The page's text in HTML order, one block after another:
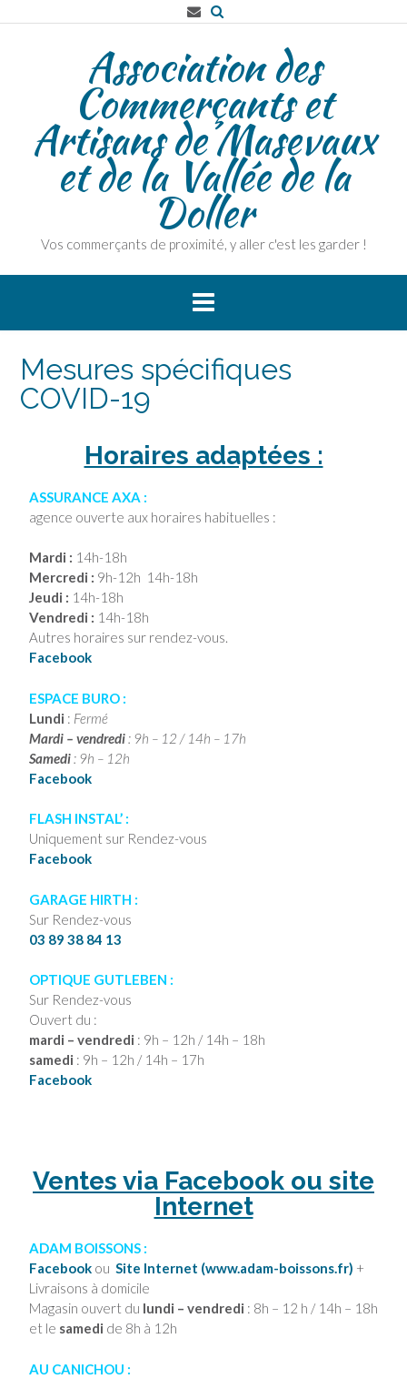
Association des
Commerçants et
Artisans de Masevaux
et de la Vallée de la
Doller
Vos commerçants de proximité, y aller c'est les garder !
Mesures spécifiques
COVID-19
Horaires adaptées :
ASSURANCE AXA :
agence ouverte aux horaires habituelles :
Mardi : 14h-18h
Mercredi : 9h-12h 14h-18h
Jeudi : 14h-18h
Vendredi : 14h-18h
Autres horaires sur rendez-vous.
Facebook
ESPACE BURO :
Lundi : Fermé
Mardi – vendredi : 9h – 12 / 14h – 17h
Samedi : 9h – 12h
Facebook
FLASH INSTAL’ :
Uniquement sur Rendez-vous
Facebook
GARAGE HIRTH :
Sur Rendez-vous
03 89 38 84 13
OPTIQUE GUTLEBEN :
Sur Rendez-vous
Ouvert du :
mardi – vendredi : 9h – 12h / 14h – 18h
samedi : 9h – 12h / 14h – 17h
Facebook
Ventes via Facebook ou site
Internet
ADAM BOISSONS :
Facebook ou Site Internet (www.adam-boissons.fr) +
Livraisons à domicile
Magasin ouvert du lundi – vendredi : 8h – 12 h / 14h – 18h
et le samedi de 8h à 12h
AU CANICHOU :